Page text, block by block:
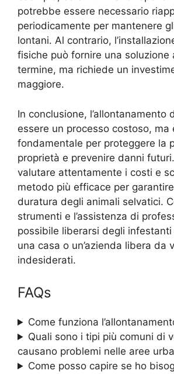
potrebbe essere necessario
periodicamente per mantenere
lontani. Al contrario,
fisiche può fornire una soluzione
termine, ma richiede un
maggiore.
In conclusione, l’allontanamento
essere un processo costoso, ma
fondamentale per proteggere la
proprietà e prevenire danni
valutare attentamente i costi e
metodo più efficace per
duratura degli animali selvatici.
strumenti e l’assistenza di
possibile liberarsi degli
una casa o un’azienda libera da
indesiderati.
FAQs
Come funziona
Quali sono i tipi più comuni di
causano problemi nelle aree
Come posso capire se ho